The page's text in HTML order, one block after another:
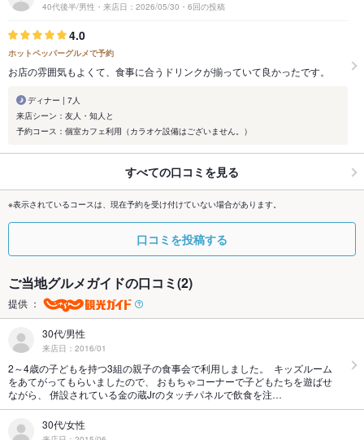
40代後半/男性・来店日：2026/05/30・6回の投稿
4.0
ホットペッパーグルメで予約
お店の雰囲気もよくて、食事に合うドリンクが揃っていて良かったです。
ディナー | 7人
来店シーン：友人・知人と
予約コース：個室カフェ利用（カラオケ設備はございません。）
すべての口コミを見る
※表示されているコースは、現在予約を受け付けていない場合があります。
口コミを投稿する
ご当地グルメガイドの口コミ(2)
提供 ：
30代/男性
来店日：2016/01
2～4歳の子どもを持つ3組の親子の食事会で利用しました。 キッズルーム
をあてがってもらいましたので、 おもちゃコーナーで子どもたちを遊ばせ
ながら、 併設されている金の蔵Jrのタッチパネルで飲食を注…
30代/女性